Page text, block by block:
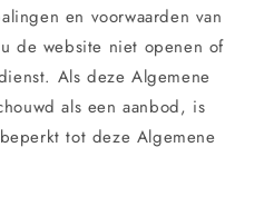
en voorwaarden van
de website niet openen of
Als deze Algemene
als een aanbod, is
tot deze Algemene